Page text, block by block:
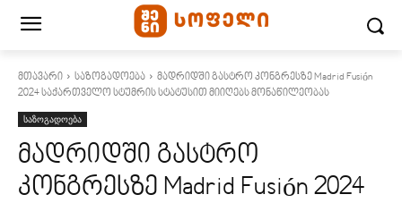
მთავარი საზოგადოება
მადრიდში გასტრო კონგრესზე Madrid Fusión
2024 საქართველო სტუმრის სტატუსით მიიღებს მონაწილეობას
საზოგადოება
მადრიდში გასტრო
კონგრესზე Madrid Fusión 2024